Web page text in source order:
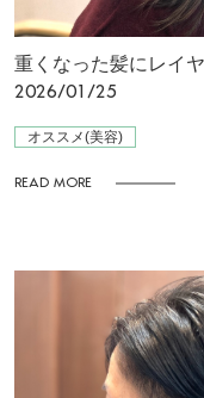
2026/01/25
オススメ(美容)
READ MORE